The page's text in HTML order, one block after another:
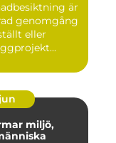
är
genomgång
eller
miljö,